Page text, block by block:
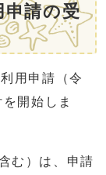
申請の受
用申請（令
開始しま
む）は、申請